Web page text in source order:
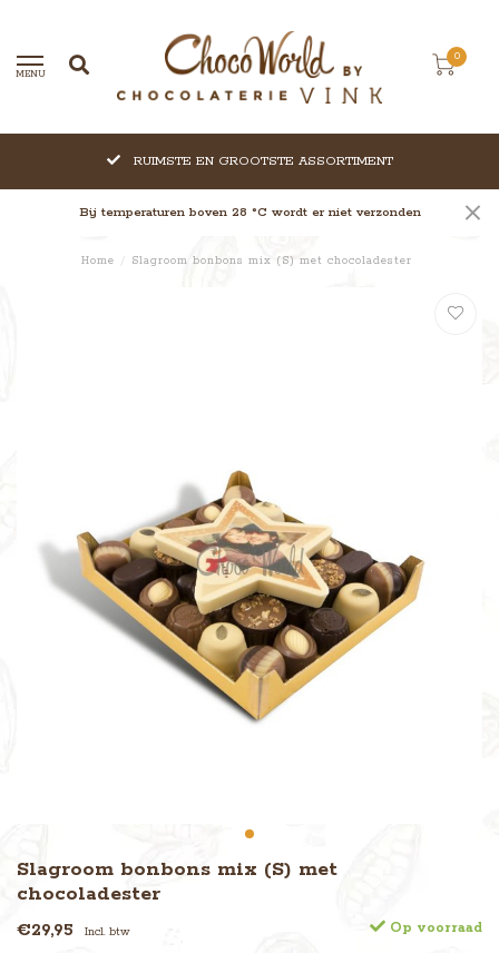
MENU
0
RUIMSTE EN GROOTSTE ASSORTIMENT
Bij temperaturen boven 28 °C wordt er niet verzonden
Home / Slagroom bonbons mix (S) met chocoladester
Slagroom bonbons mix (S) met
chocoladester
€29,95 Incl. btw Op voorraad